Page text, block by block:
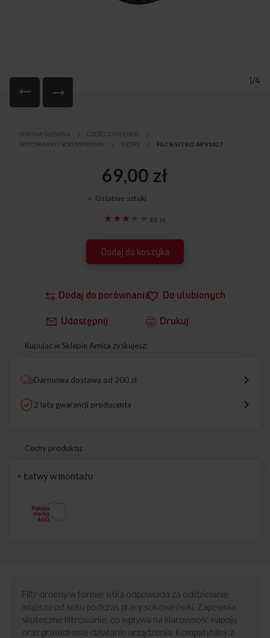
1/4
początek
STRONA GŁÓWNA
CZĘŚCI ZAMIENNE
WYCISKARKI I SOKOWIRÓWKI
FILTRY FILTR SITKO APV1027
Dodaj do porównania Do ulubionych
Udostępnij Drukuj
3.0 (1)
69,00 zł
Ostatnie sztuki
Dodaj do koszyka
Kupując w Sklepie Amica zyskujesz:
Darmowa dostawa od 200 zł
2 lata gwarancji producenta
Cechy produktu:
Łatwy w montażu
Filtr drobny w formie sitka odpowiada za oddzielanie
miąższu od soku podczas pracy sokowirówki. Zapewnia
skuteczne filtrowanie, co wpływa na klarowność napoju
oraz prawidłowe działanie urządzenia. Kompatybilny z